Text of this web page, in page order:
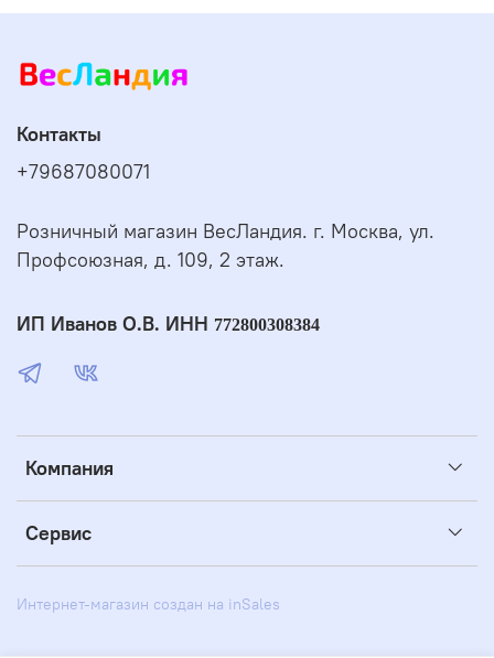
Компания
Сервис
Контакты
+79687080071
Розничный магазин ВесЛандия. г. Москва, ул.
Профсоюзная, д. 109, 2 этаж.
ИП Иванов О.В. ИНН 772800308384
Интернет-магазин создан на inSales